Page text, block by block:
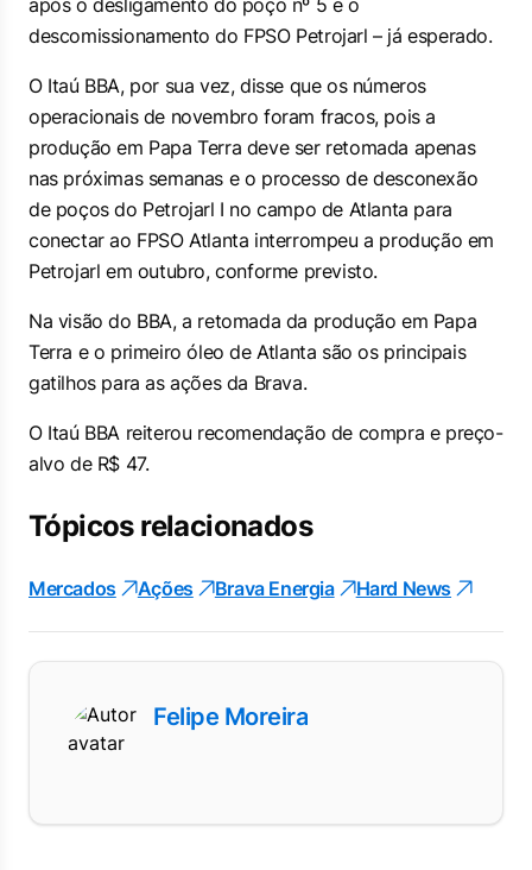
após o desligamento do poço nº 5 e o
descomissionamento do FPSO Petrojarl – já esperado.
O Itaú BBA, por sua vez, disse que os números
operacionais de novembro foram fracos, pois a
produção em Papa Terra deve ser retomada apenas
nas próximas semanas e o processo de desconexão
de poços do Petrojarl I no campo de Atlanta para
conectar ao FPSO Atlanta interrompeu a produção em
Petrojarl em outubro, conforme previsto.
Na visão do BBA, a retomada da produção em Papa
Terra e o primeiro óleo de Atlanta são os principais
gatilhos para as ações da Brava.
O Itaú BBA reiterou recomendação de compra e preço-
alvo de R$ 47.
Tópicos relacionados
Mercados Ações Brava Energia Hard News
Felipe Moreira